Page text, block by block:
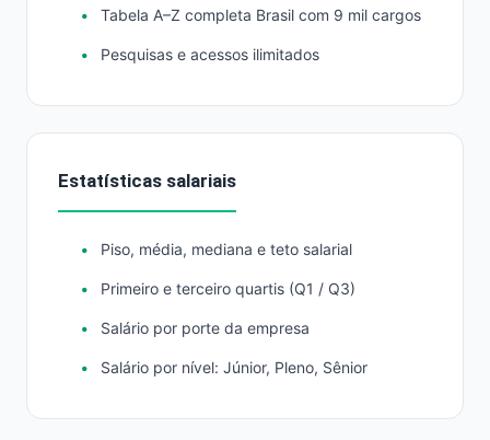
Tabela A–Z completa Brasil com 9 mil cargos
Pesquisas e acessos ilimitados
Estatísticas salariais
Piso, média, mediana e teto salarial
Primeiro e terceiro quartis (Q1 / Q3)
Salário por porte da empresa
Salário por nível: Júnior, Pleno, Sênior